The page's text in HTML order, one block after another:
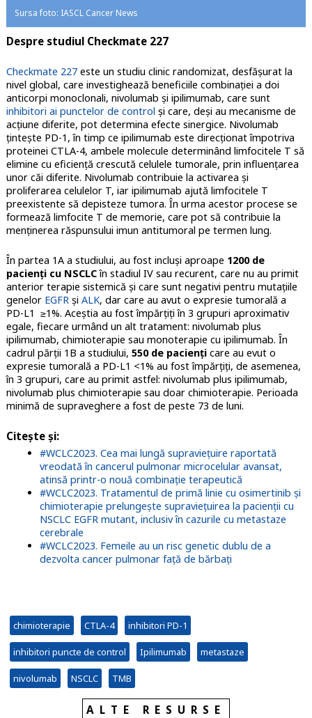
Sursa foto: IASCL Cancer News
Despre studiul Checkmate 227
Checkmate 227este un studiu clinic randomizat, desfăşurat la
nivel global, care investighează beneficiile combinaţiei a doi
anticorpi monoclonali, nivolumab şi ipilimumab, care sunt
inhibitori ai punctelor de control şi care, deşi au mecanisme de
acţiune diferite, pot determina efecte sinergice. Nivolumab
ţinteşte PD-1, în timp ce ipilimumab este direcţionat împotriva
proteinei CTLA-4, ambele molecule determinând limfocitele T să
elimine cu eficiență crescută celulele tumorale, prin influenţarea
unor căi diferite. Nivolumab contribuie la activarea şi
proliferarea celulelor T, iar ipilimumab ajută limfocitele T
preexistente să depisteze tumora. În urma acestor procese se
formează limfocite T de memorie, care pot să contribuie la
menţinerea răspunsului imun antitumoral pe termen lung.
În partea 1A a studiului, au fost incluşi aproape 1200 de
pacienţi cu NSCLCîn stadiul IV sau recurent, care nu au primit
anterior terapie sistemică şi care sunt negativi pentru mutaţiile
genelor EGFRşi ALK, dar care au avut o expresie tumorală a
PD-L1 ≥1%. Aceştia au fost împărţiţi în 3 grupuri aproximativ
egale, fiecare urmând un alt tratament: nivolumab plus
ipilimumab, chimioterapie sau monoterapie cu ipilimumab. În
cadrul părţii 1B a studiului, 550 de pacienţicare au evut o
expresie tumorală a PD-L1 <1% au fost împărţiţi, de asemenea,
în 3 grupuri, care au primit astfel: nivolumab plus ipilimumab,
nivolumab plus chimioterapie sau doar chimioterapie. Perioada
minimă de supraveghere a fost de peste 73 de luni.
Citeşte şi:
#WCLC2023. Cea mai lungă supraviețuire raportată
vreodată în cancerul pulmonar microcelular avansat,
atinsă printr-o nouă combinație terapeutică
#WCLC2023. Tratamentul de primă linie cu osimertinib și
chimioterapie prelungeşte supravieţuirea la pacienţii cu
NSCLC EGFR mutant, inclusiv în cazurile cu metastaze
cerebrale
#WCLC2023. Femeile au un risc genetic dublu de a
dezvolta cancer pulmonar față de bărbați
chimioterapie CTLA-4 inhibitori PD-1
inhibitori puncte de control Ipilimumab metastaze
nivolumab NSCLC TMB
ALTE RESURSE